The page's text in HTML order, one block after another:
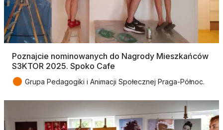
Poznajcie nominowanych do Nagrody Mieszkańców
S3KTOR 2025. Spoko Cafe
● Grupa Pedagogiki i Animacji Społecznej Praga-Północ.